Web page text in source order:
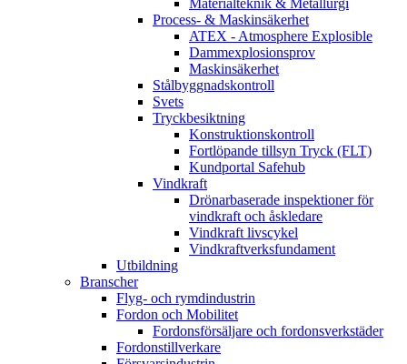
Materialteknik & Metallurgi
Process- & Maskinsäkerhet
ATEX - Atmosphere Explosible
Dammexplosionsprov
Maskinsäkerhet
Stålbyggnadskontroll
Svets
Tryckbesiktning
Konstruktionskontroll
Fortlöpande tillsyn Tryck (FLT)
Kundportal Safehub
Vindkraft
Drönarbaserade inspektioner för
vindkraft och åskledare
Vindkraft livscykel
Vindkraftverksfundament
Utbildning
Branscher
Flyg- och rymdindustrin
Fordon och Mobilitet
Fordonsförsäljare och fordonsverkstäder
Fordonstillverkare